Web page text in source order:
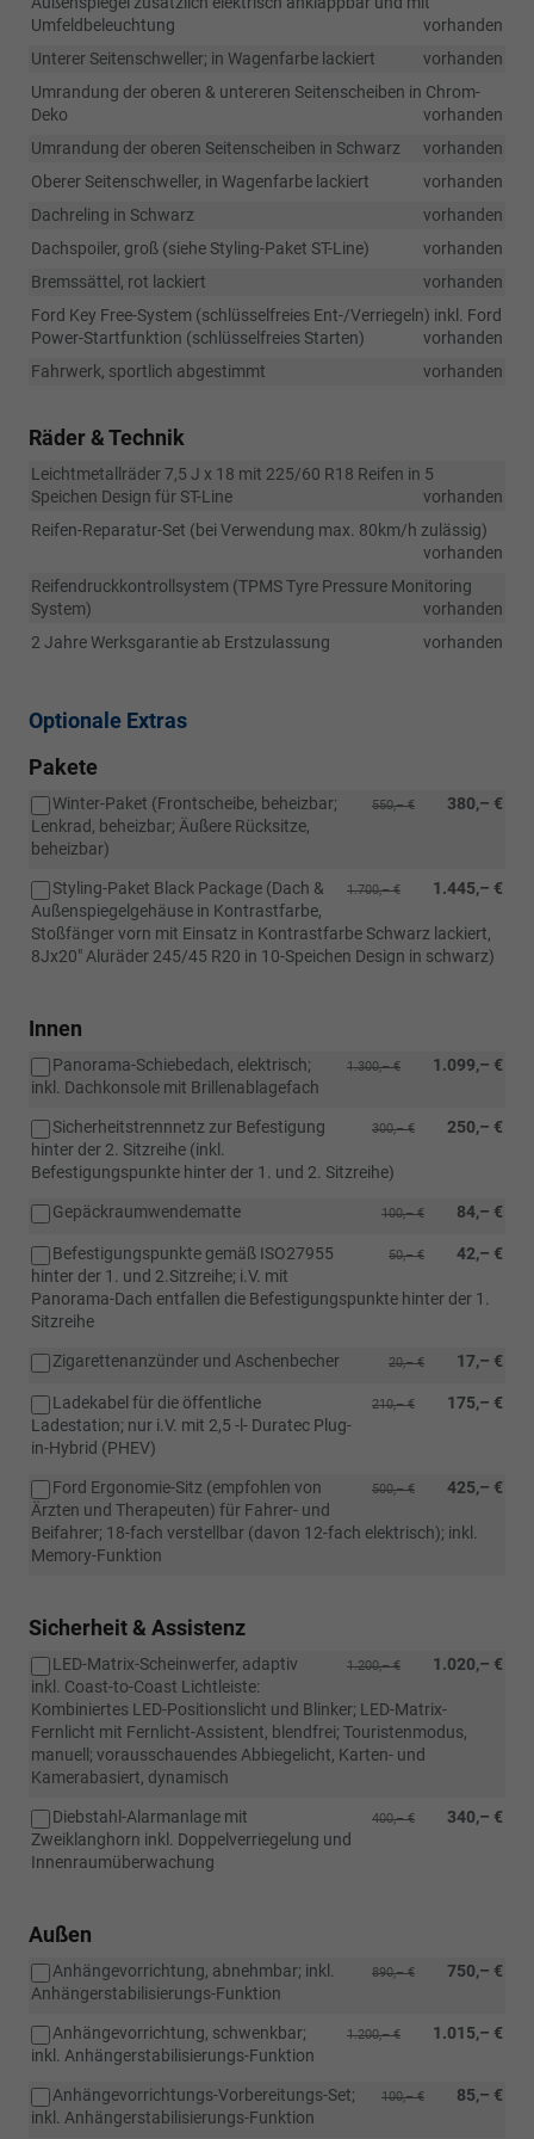
Umfeldbeleuchtung
vorhanden
Unterer Seitenschweller; in Wagenfarbe lackiert
vorhanden
Umrandung der oberen & untereren Seitenscheiben in Chrom-
Deko
vorhanden
Umrandung der oberen Seitenscheiben in Schwarz
vorhanden
Oberer Seitenschweller, in Wagenfarbe lackiert
vorhanden
Dachreling in Schwarz
vorhanden
Dachspoiler, groß (siehe Styling-Paket ST-Line)
vorhanden
Bremssättel, rot lackiert
vorhanden
Ford Key Free-System (schlüsselfreies Ent-/Verriegeln) inkl. Ford
Power-Startfunktion (schlüsselfreies Starten)
vorhanden
Fahrwerk, sportlich abgestimmt
vorhanden
Räder & Technik
Leichtmetallräder 7,5 J x 18 mit 225/60 R18 Reifen in 5
Speichen Design für ST-Line
vorhanden
Reifen-Reparatur-Set (bei Verwendung max. 80km/h zulässig)
vorhanden
Reifendruckkontrollsystem (TPMS Tyre Pressure Monitoring
System)
vorhanden
2 Jahre Werksgarantie ab Erstzulassung
vorhanden
Optionale Extras
Pakete
380,– €
550,– €
Winter-Paket (Frontscheibe, beheizbar;
Lenkrad, beheizbar; Äußere Rücksitze,
beheizbar)
1.445,– €
1.700,– €
Styling-Paket Black Package (Dach &
Außenspiegelgehäuse in Kontrastfarbe,
Stoßfänger vorn mit Einsatz in Kontrastfarbe Schwarz lackiert,
8Jx20" Aluräder 245/45 R20 in 10-Speichen Design in schwarz)
Innen
1.099,– €
1.300,– €
Panorama-Schiebedach, elektrisch;
inkl. Dachkonsole mit Brillenablagefach
250,– €
300,– €
Sicherheitstrennnetz zur Befestigung
hinter der 2. Sitzreihe (inkl.
Befestigungspunkte hinter der 1. und 2. Sitzreihe)
84,– €
100,– €
Gepäckraumwendematte
42,– €
50,– €
Befestigungspunkte gemäß ISO27955
hinter der 1. und 2.Sitzreihe; i.V. mit
Panorama-Dach entfallen die Befestigungspunkte hinter der 1.
Sitzreihe
17,– €
20,– €
Zigarettenanzünder und Aschenbecher
175,– €
210,– €
Ladekabel für die öffentliche
Ladestation; nur i.V. mit 2,5 -l- Duratec Plug-
in-Hybrid (PHEV)
425,– €
500,– €
Ford Ergonomie-Sitz (empfohlen von
Ärzten und Therapeuten) für Fahrer- und
Beifahrer; 18-fach verstellbar (davon 12-fach elektrisch); inkl.
Memory-Funktion
Sicherheit & Assistenz
1.020,– €
1.200,– €
LED-Matrix-Scheinwerfer, adaptiv
inkl. Coast-to-Coast Lichtleiste:
Kombiniertes LED-Positionslicht und Blinker; LED-Matrix-
Fernlicht mit Fernlicht-Assistent, blendfrei; Touristenmodus,
manuell; vorausschauendes Abbiegelicht, Karten- und
Kamerabasiert, dynamisch
340,– €
400,– €
Diebstahl-Alarmanlage mit
Zweiklanghorn inkl. Doppelverriegelung und
Innenraumüberwachung
Außen
750,– €
890,– €
Anhängevorrichtung, abnehmbar; inkl.
Anhängerstabilisierungs-Funktion
1.015,– €
1.200,– €
Anhängevorrichtung, schwenkbar;
inkl. Anhängerstabilisierungs-Funktion
85,– €
100,– €
Anhängevorrichtungs-Vorbereitungs-Set;
inkl. Anhängerstabilisierungs-Funktion